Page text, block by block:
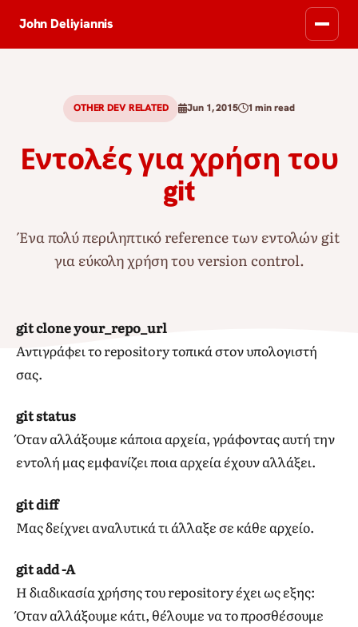
John Deliyiannis
OTHER DEV RELATED Jun 1, 2015 1 min read
Εντολές για χρήση του
git
Ένα πολύ περιληπτικό reference των εντολών git
για εύκολη χρήση του version control.
git clone your_repo_url
Αντιγράφει το repository τοπικά στον υπολογιστή
σας.
git status
Όταν αλλάξουμε κάποια αρχεία, γράφοντας αυτή την
εντολή μας εμφανίζει ποια αρχεία έχουν αλλάξει.
git diff
Μας δείχνει αναλυτικά τι άλλαξε σε κάθε αρχείο.
git add -A
Η διαδικασία χρήσης του repository έχει ως εξης:
Όταν αλλάξουμε κάτι, θέλουμε να το προσθέσουμε